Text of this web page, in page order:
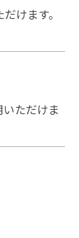
けます。
ただけま